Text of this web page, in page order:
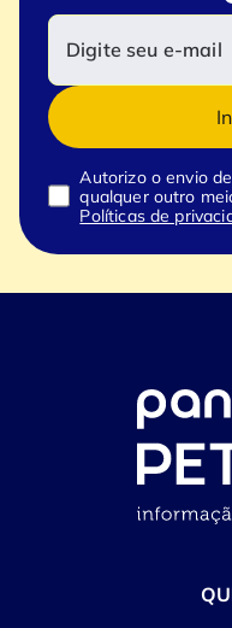
Autorizo o envio
qualquer outro
Políticas de